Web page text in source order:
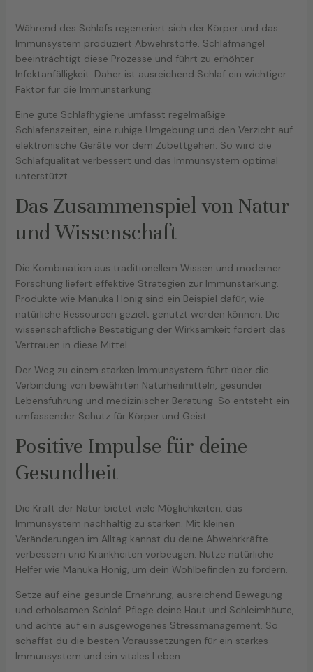
Während des Schlafs regeneriert sich der Körper und das
Immunsystem produziert Abwehrstoffe. Schlafmangel
beeinträchtigt diese Prozesse und führt zu erhöhter
Infektanfälligkeit. Daher ist ausreichend Schlaf ein wichtiger
Faktor für die Immunstärkung.
Eine gute Schlafhygiene umfasst regelmäßige
Schlafenszeiten, eine ruhige Umgebung und den Verzicht auf
elektronische Geräte vor dem Zubettgehen. So wird die
Schlafqualität verbessert und das Immunsystem optimal
unterstützt.
Das Zusammenspiel von Natur
und Wissenschaft
Die Kombination aus traditionellem Wissen und moderner
Forschung liefert effektive Strategien zur Immunstärkung.
Produkte wie Manuka Honig sind ein Beispiel dafür, wie
natürliche Ressourcen gezielt genutzt werden können. Die
wissenschaftliche Bestätigung der Wirksamkeit fördert das
Vertrauen in diese Mittel.
Der Weg zu einem starken Immunsystem führt über die
Verbindung von bewährten Naturheilmitteln, gesunder
Lebensführung und medizinischer Beratung. So entsteht ein
umfassender Schutz für Körper und Geist.
Positive Impulse für deine
Gesundheit
Die Kraft der Natur bietet viele Möglichkeiten, das
Immunsystem nachhaltig zu stärken. Mit kleinen
Veränderungen im Alltag kannst du deine Abwehrkräfte
verbessern und Krankheiten vorbeugen. Nutze natürliche
Helfer wie Manuka Honig, um dein Wohlbefinden zu fördern.
Setze auf eine gesunde Ernährung, ausreichend Bewegung
und erholsamen Schlaf. Pflege deine Haut und Schleimhäute,
und achte auf ein ausgewogenes Stressmanagement. So
schaffst du die besten Voraussetzungen für ein starkes
Immunsystem und ein vitales Leben.